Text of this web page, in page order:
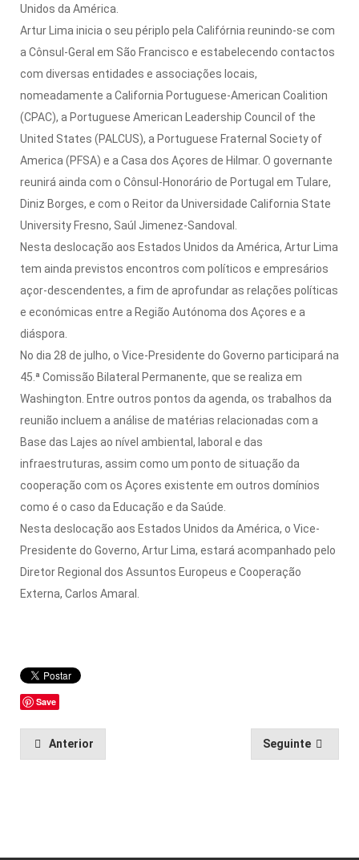
Unidos da América.
Artur Lima inicia o seu périplo pela Califórnia reunindo-se com
a Cônsul-Geral em São Francisco e estabelecendo contactos
com diversas entidades e associações locais,
nomeadamente a California Portuguese-American Coalition
(CPAC), a Portuguese American Leadership Council of the
United States (PALCUS), a Portuguese Fraternal Society of
America (PFSA) e a Casa dos Açores de Hilmar. O governante
reunirá ainda com o Cônsul-Honorário de Portugal em Tulare,
Diniz Borges, e com o Reitor da Universidade California State
University Fresno, Saúl Jimenez-Sandoval.
Nesta deslocação aos Estados Unidos da América, Artur Lima
tem ainda previstos encontros com políticos e empresários
açor-descendentes, a fim de aprofundar as relações políticas
e económicas entre a Região Autónoma dos Açores e a
diáspora.
No dia 28 de julho, o Vice-Presidente do Governo participará na
45.ª Comissão Bilateral Permanente, que se realiza em
Washington. Entre outros pontos da agenda, os trabalhos da
reunião incluem a análise de matérias relacionadas com a
Base das Lajes ao nível ambiental, laboral e das
infraestruturas, assim como um ponto de situação da
cooperação com os Açores existente em outros domínios
como é o caso da Educação e da Saúde.
Nesta deslocação aos Estados Unidos da América, o Vice-
Presidente do Governo, Artur Lima, estará acompanhado pelo
Diretor Regional dos Assuntos Europeus e Cooperação
Externa, Carlos Amaral.
Save
Anterior Seguinte